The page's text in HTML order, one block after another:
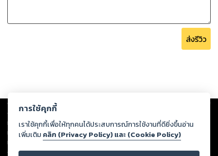
ส่งรีวิว
Copyright © 2026
ต่อผลงานหรือเนื้อหาใดที่อัปโหลดผ่านเว็บไซต์และปรากฏว่าละเมิดสิทธิใน
ทรัพย์สินทางปัญญาของบุคคลอื่นหรือขัดต่อกฎหมายและศีลธรรม ดังนั้น ผู้อ่าน
ทุกท่านโปรดใช้วิจารณญาณในการกลั่นกรองด้วยตนเอง และหากท่านพบว่าส่วน
หนึ่งส่วนใดขัดต่อกฎหมายและศีลธรรม กรุณาแจ้งมายังบริษัท เพื่อทีมงานจะได้
ดำเนินการในทันที ทั้งนี้ ทางสตอรี่ล็อกขอสงวนลิขสิทธิ์ตามพระราชบัญญัติ
การใช้คุกกี้
เราใช้คุกกี้เพื่อให้ทุกคนได้ประสบการณ์การใช้งานที่ดียิ่งขึ้นอ่าน
เพิ่มเติม คลิก (Privacy Policy) และ (Cookie Policy)